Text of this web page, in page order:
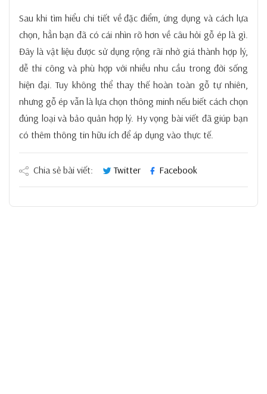
Sau khi tìm hiểu chi tiết về đặc điểm, ứng dụng và cách lựa
chọn, hẳn bạn đã có cái nhìn rõ hơn về câu hỏi gỗ ép là gì.
Đây là vật liệu được sử dụng rộng rãi nhờ giá thành hợp lý,
dễ thi công và phù hợp với nhiều nhu cầu trong đời sống
hiện đại. Tuy không thể thay thế hoàn toàn gỗ tự nhiên,
nhưng gỗ ép vẫn là lựa chọn thông minh nếu biết cách chọn
đúng loại và bảo quản hợp lý. Hy vọng bài viết đã giúp bạn
có thêm thông tin hữu ích để áp dụng vào thực tế.
Chia sẻ bài viết: Twitter Facebook